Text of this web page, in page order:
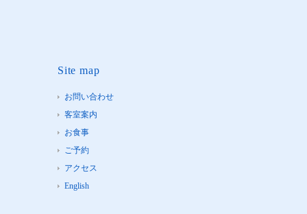
Site map
お問い合わせ
客室案内
お食事
ご予約
アクセス
English